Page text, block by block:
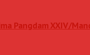
Pangdam XXIV/